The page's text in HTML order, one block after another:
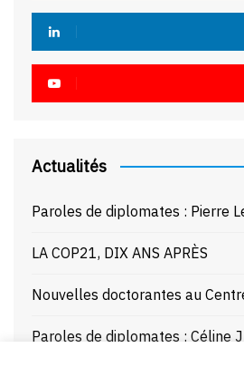
Actualités
Paroles de diplomates : Pierre
LA COP21, DIX ANS APRÈS
Nouvelles doctorantes au
Paroles de diplomates : Céline